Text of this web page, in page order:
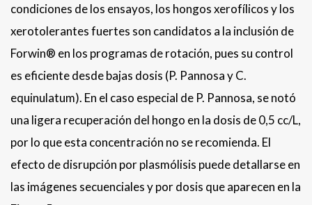
condiciones de los ensayos, los hongos xerofílicos y los
xerotolerantes fuertes son candidatos a la inclusión de
Forwin® en los programas de rotación, pues su control
es eficiente desde bajas dosis (P. Pannosa y C.
equinulatum). En el caso especial de P. Pannosa, se notó
una ligera recuperación del hongo en la dosis de 0,5 cc/L,
por lo que esta concentración no se recomienda. El
efecto de disrupción por plasmólisis puede detallarse en
las imágenes secuenciales y por dosis que aparecen en la